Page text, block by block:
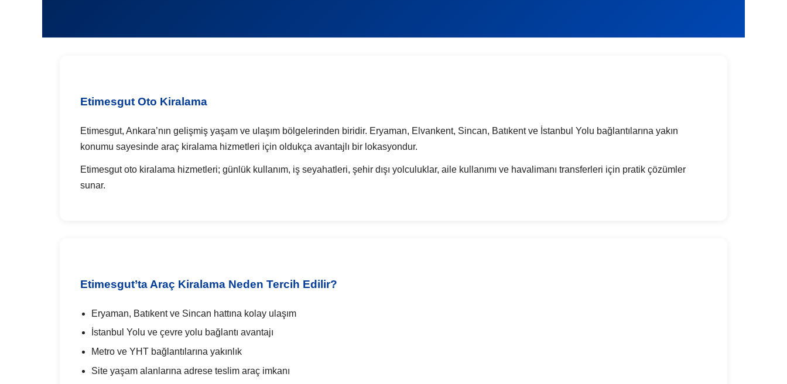
Etimesgut Oto Kiralama
Etimesgut, Ankara’nın gelişmiş yaşam ve ulaşım bölgelerinden biridir. Eryaman, Elvankent, Sincan, Batıkent ve İstanbul Yolu bağlantılarına yakın
konumu sayesinde araç kiralama hizmetleri için oldukça avantajlı bir lokasyondur.
Etimesgut oto kiralama hizmetleri; günlük kullanım, iş seyahatleri, şehir dışı yolculuklar, aile kullanımı ve havalimanı transferleri için pratik çözümler
sunar.
Etimesgut’ta Araç Kiralama Neden Tercih Edilir?
Eryaman, Batıkent ve Sincan hattına kolay ulaşım
İstanbul Yolu ve çevre yolu bağlantı avantajı
Metro ve YHT bağlantılarına yakınlık
Site yaşam alanlarına adrese teslim araç imkanı